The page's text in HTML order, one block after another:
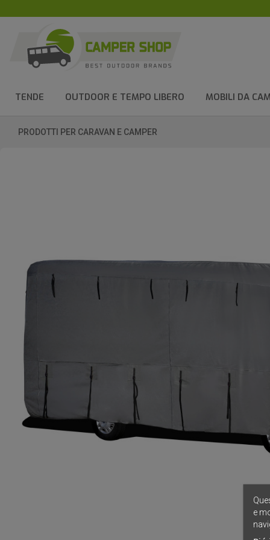
TENDE OUTDOOR E TEMPO LIBERO MOBILI DA
PRODOTTI PER CARAVAN E CAMPER
e